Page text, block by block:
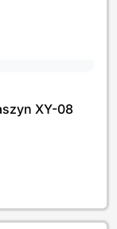
XY-08